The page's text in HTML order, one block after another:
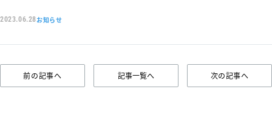
2023.06.28お知らせ
前の記事へ 記事一覧へ 次の記事へ